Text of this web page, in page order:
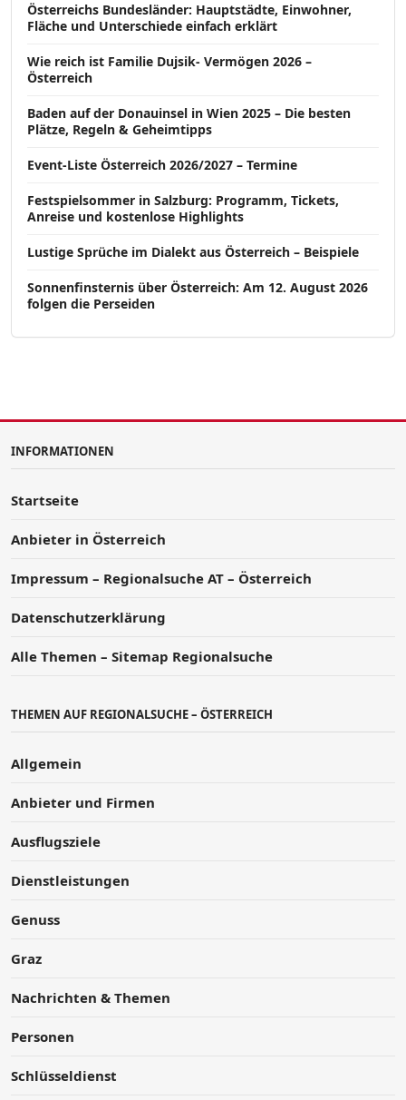
Österreichs Bundesländer: Hauptstädte, Einwohner,
Fläche und Unterschiede einfach erklärt
Wie reich ist Familie Dujsik- Vermögen 2026 –
Österreich
Baden auf der Donauinsel in Wien 2025 – Die besten
Plätze, Regeln & Geheimtipps
Event-Liste Österreich 2026/2027 – Termine
Festspielsommer in Salzburg: Programm, Tickets,
Anreise und kostenlose Highlights
Lustige Sprüche im Dialekt aus Österreich – Beispiele
Sonnenfinsternis über Österreich: Am 12. August 2026
folgen die Perseiden
INFORMATIONEN
Startseite
Anbieter in Österreich
Impressum – Regionalsuche AT – Österreich
Datenschutzerklärung
Alle Themen – Sitemap Regionalsuche
THEMEN AUF REGIONALSUCHE – ÖSTERREICH
Allgemein
Anbieter und Firmen
Ausflugsziele
Dienstleistungen
Genuss
Graz
Nachrichten & Themen
Personen
Schlüsseldienst